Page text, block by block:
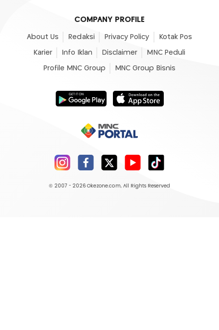
COMPANY PROFILE
About Us Redaksi Privacy Policy Kotak Pos
Karier Info Iklan Disclaimer MNC Peduli
Profile MNC Group MNC Group Bisnis
© 2007 - 2026 Okezone.com, All Rights Reserved